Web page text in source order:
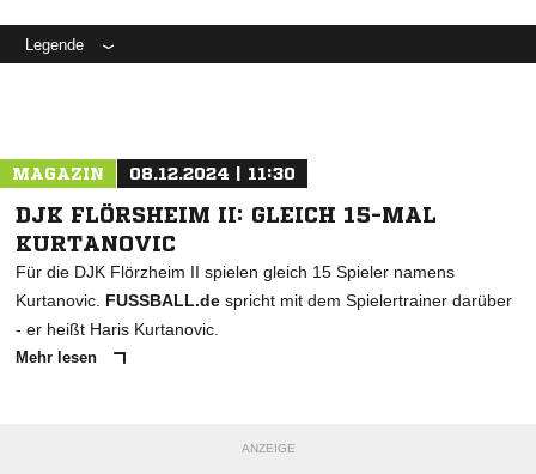
Legende
MAGAZIN 08.12.2024 | 11:30
DJK FLÖRSHEIM II: GLEICH 15-MAL
KURTANOVIC
Für die DJK Flörzheim II spielen gleich 15 Spieler namens
Kurtanovic. FUSSBALL.de spricht mit dem Spielertrainer darüber
- er heißt Haris Kurtanovic.
Mehr lesen
ANZEIGE